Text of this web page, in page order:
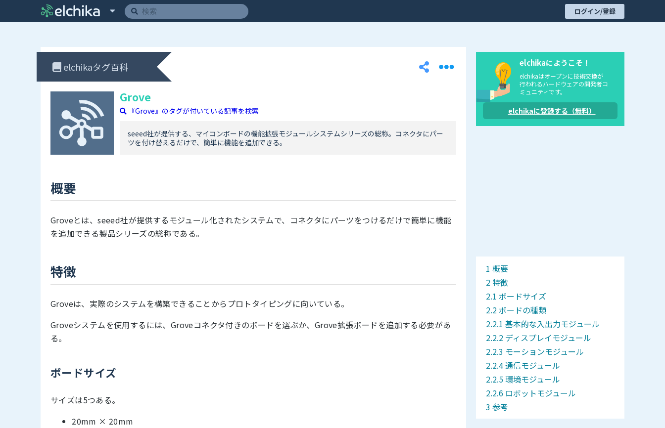
ログイン/登録
elchikaタグ百科
Grove
『Grove』のタグが付いている記事を検索
seeed社が提供する、マイコンボードの機能拡張モジュールシステムシリーズの総称。コネクタにパー
ツを付け替えるだけで、簡単に機能を追加できる。
概要
Groveとは、seeed社が提供するモジュール化されたシステムで、コネクタにパーツをつけるだけで簡単に機能
を追加できる製品シリーズの総称である。
特徴
Groveは、実際のシステムを構築できることからプロトタイピングに向いている。
Groveシステムを使用するには、Groveコネクタ付きのボードを選ぶか、Grove拡張ボードを追加する必要があ
る。
ボードサイズ
サイズは5つある。
20mm × 20mm
elchikaにようこそ！
elchikaはオープンに技術交換が
行われるハードウェアの開発者コ
ミュニティです。
elchikaに登録する（無料）
概要
特徴
ボードサイズ
ボードの種類
基本的な入出力モジュール
ディスプレイモジュール
モーションモジュール
通信モジュール
環境モジュール
ロボットモジュール
参考